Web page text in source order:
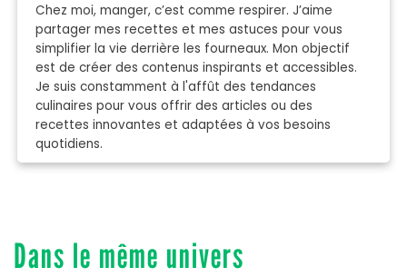
Chez moi, manger, c’est comme respirer. J’aime
partager mes recettes et mes astuces pour vous
simplifier la vie derrière les fourneaux. Mon objectif
est de créer des contenus inspirants et accessibles.
Je suis constamment à l'affût des tendances
culinaires pour vous offrir des articles ou des
recettes innovantes et adaptées à vos besoins
quotidiens.
Dans le même univers